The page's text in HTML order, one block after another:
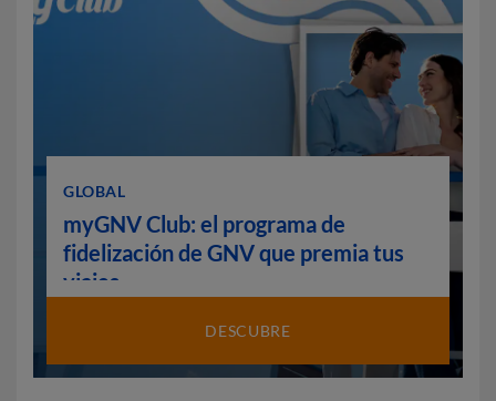
GLOBAL
myGNV Club: el programa de
fidelización de GNV que premia tus
viajes
DESCUBRE